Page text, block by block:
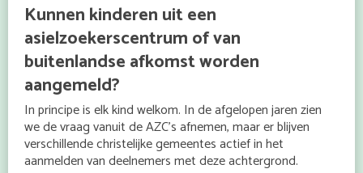
Kunnen kinderen uit een
asielzoekerscentrum of van
buitenlandse afkomst worden
aangemeld?
In principe is elk kind welkom. In de afgelopen jaren zien
we de vraag vanuit de AZC’s afnemen, maar er blijven
verschillende christelijke gemeentes actief in het
aanmelden van deelnemers met deze achtergrond.